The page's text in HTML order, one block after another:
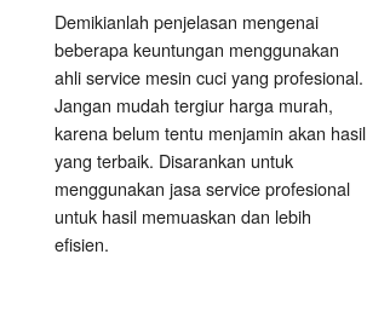
Demikianlah penjelasan mengenai
beberapa keuntungan menggunakan
ahli service mesin cuci yang profesional.
Jangan mudah tergiur harga murah,
karena belum tentu menjamin akan hasil
yang terbaik. Disarankan untuk
menggunakan jasa service profesional
untuk hasil memuaskan dan lebih
efisien.